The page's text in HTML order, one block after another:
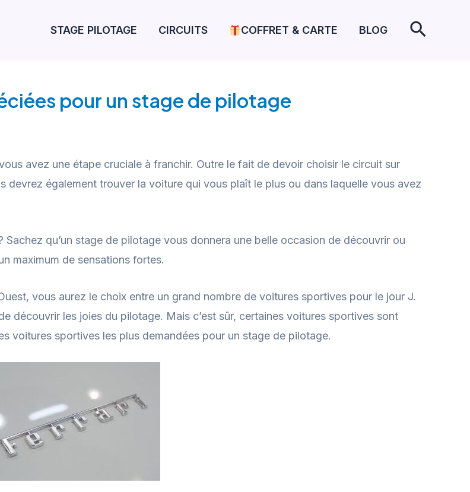
STAGE PILOTAGE CIRCUITS COFFRET & CARTE BLOG
pour un stage de pilotage
avez une étape cruciale à franchir. Outre le fait de devoir choisir le circuit sur
également trouver la voiture qui vous plaît le plus ou dans laquelle vous avez
qu’un stage de pilotage vous donnera une belle occasion de découvrir ou
maximum de sensations fortes.
vous aurez le choix entre un grand nombre de voitures sportives pour le jour J.
découvrir les joies du pilotage. Mais c’est sûr, certaines voitures sportives sont
voitures sportives les plus demandées pour un stage de pilotage.